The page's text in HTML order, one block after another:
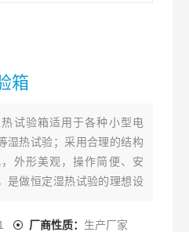
箱
试验箱适用于各种小型电
湿热试验；采用合理的结构
外形美观，操作简便、安
是做恒定湿热试验的理想设
厂商性质： 生产厂家